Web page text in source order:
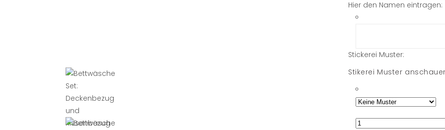
Hier den Namen eintragen:
Stickerei Muster:
Stikerei Muster